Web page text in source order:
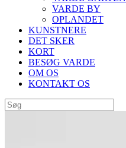
VARDE BY
OPLANDET
KUNSTNERE
DET SKER
KORT
BESØG VARDE
OM OS
KONTAKT OS